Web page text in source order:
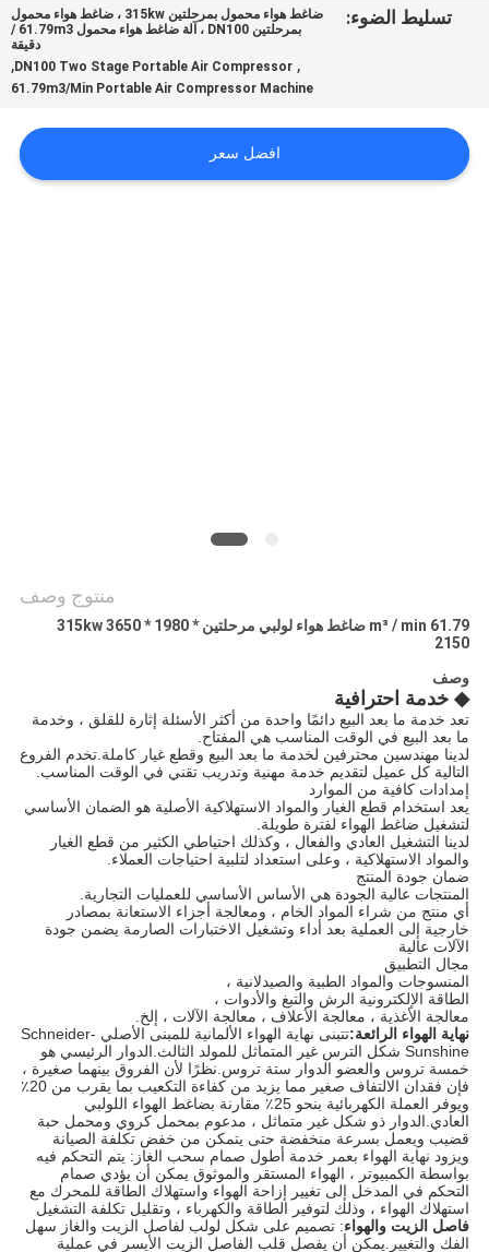
خريطة
الموقع
تسليط الضوء:
ضاغط هواء محمول بمرحلتين 315kw ، ضاغط هواء محمول
بمرحلتين DN100 ، آلة ضاغط هواء محمول 61.79m3 /
دقيقة
,
DN100 Two Stage Portable Air Compressor
,
61.79m3/Min Portable Air Compressor Machine
افضل سعر
منتوج وصف
61.79 m³ / min ضاغط هواء لولبي مرحلتين 315kw 3650 * 1980 *
2150
وصف
◆ خدمة احترافية
تعد خدمة ما بعد البيع دائمًا واحدة من أكثر الأسئلة إثارة للقلق ، وخدمة
ما بعد البيع في الوقت المناسب هي المفتاح.
لدينا مهندسين محترفين لخدمة ما بعد البيع وقطع غيار كاملة.تخدم الفروع
التالية كل عميل لتقديم خدمة مهنية وتدريب تقني في الوقت المناسب.
إمدادات كافية من الموارد
يعد استخدام قطع الغيار والمواد الاستهلاكية الأصلية هو الضمان الأساسي
لتشغيل ضاغط الهواء لفترة طويلة.
لدينا التشغيل العادي والفعال ، وكذلك احتياطي الكثير من قطع الغيار
والمواد الاستهلاكية ، وعلى استعداد لتلبية احتياجات العملاء.
ضمان جودة المنتج
المنتجات عالية الجودة هي الأساس الأساسي للعمليات التجارية.
أي منتج من شراء المواد الخام ، ومعالجة أجزاء الاستعانة بمصادر
خارجية إلى العملية بعد أداء وتشغيل الاختبارات الصارمة يضمن جودة
الآلات عالية
مجال التطبيق
المنسوجات والمواد الطبية والصيدلانية ،
الطاقة الإلكترونية الرش والتبغ والأدوات ،
معالجة الأغذية ، معالجة الأعلاف ، معالجة الآلات ، إلخ.
نهاية الهواء الرائعة:
تتبنى نهاية الهواء الألمانية للمبنى الأصلي Schneider-
Sunshine شكل الترس غير المتماثل للمولد الثالث.الدوار الرئيسي هو
خمسة تروس والعضو الدوار ستة تروس.نظرًا لأن الفروق بينهما صغيرة ،
فإن فقدان الالتفاف صغير مما يزيد من كفاءة التكعيب بما يقرب من 20٪
ويوفر العملة الكهربائية بنحو 25٪ مقارنة بضاغط الهواء اللولبي
العادي.الدوار ذو شكل غير متماثل ، مدعوم بمحمل كروي ومحمل حبة
قضيب ويعمل بسرعة منخفضة حتى يتمكن من خفض تكلفة الصيانة
ويزود نهاية الهواء بعمر خدمة أطول صمام سحب الغاز: يتم التحكم فيه
بواسطة الكمبيوتر ، الهواء المستقر والموثوق يمكن أن يؤدي صمام
التحكم في المدخل إلى تغيير إزاحة الهواء واستهلاك الطاقة للمحرك مع
استهلاك الهواء ، وذلك لتوفير الطاقة والكهرباء ، وتقليل تكلفة التشغيل
فاصل الزيت والهواء: تصميم على شكل لولب لفاصل الزيت والغاز سهل
الفك والتغيير.يمكن أن يفصل قلب الفاصل الزيت الأيسر في عملية